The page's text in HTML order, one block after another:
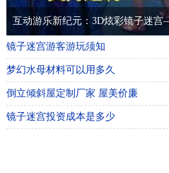
互动游乐新纪元：3D炫彩镜子迷
镜子迷宫游客游玩须知
梦幻水母材料可以用多久
倒立倾斜屋定制厂家 屋美价廉
镜子迷宫投资成本是多少